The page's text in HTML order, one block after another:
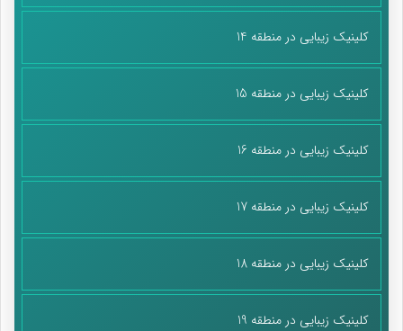
مجوز برای کودکان ۱۲ تا ۱۷ دادند ولی الآن مجوزمان جنرال است و
داشتم که افرادی را تحویلم دادند که ۱۷ تا ۱۹ سال داشتند».
که شبانه‌روزی با هم مثل یک خانواده زندگی می‌کردیم! این حضانت
مثل برخی از طرح‌های نیکوکارانه کشور نبود که مثلا حضانت یک بچه
ساله هستم، ۶۵ بچه به صورت شبانه روزی در کنار هم زندگی می‌کنیم،
بچه‌هایی که هر لحظه باهم هستیم؛ در غم، شادی،مریضی،
کلینیک زیبایی در منطقه 14
کلینیک زیبایی در منطقه 15
کلینیک زیبایی در منطقه 16
کلینیک زیبایی در منطقه 17
کلینیک زیبایی در منطقه 18
کلینیک زیبایی در منطقه 19